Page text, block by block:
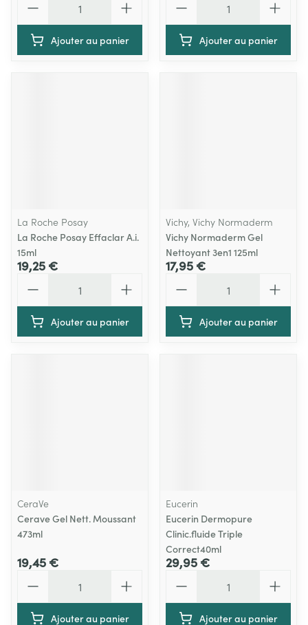
Ajouter au panier Ajouter au panier
La Roche Posay
La Roche Posay Effaclar A.i.
15ml
19,25 €
Ajouter au panier
Vichy, Vichy Normaderm
Vichy Normaderm Gel
Nettoyant 3en1 125ml
17,95 €
Ajouter au panier
CeraVe
Cerave Gel Nett. Moussant
473ml
19,45 €
Ajouter au panier
Eucerin
Eucerin Dermopure
Clinic.fluide Triple
Correct40ml
29,95 €
Ajouter au panier